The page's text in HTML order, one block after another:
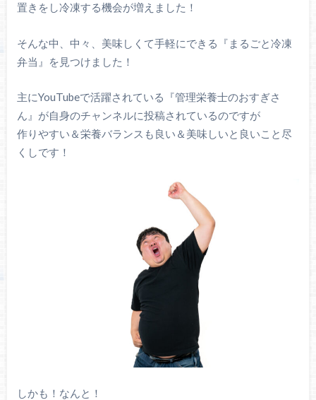
置きをし冷凍する機会が増えました！
そんな中、中々、美味しくて手軽にできる『まるごと冷凍
弁当』を見つけました！
主にYouTubeで活躍されている『管理栄養士のおすぎさ
ん』が自身のチャンネルに投稿されているのですが
作りやすい＆栄養バランスも良い＆美味しいと良いこと尽
くしです！
しかも！なんと！